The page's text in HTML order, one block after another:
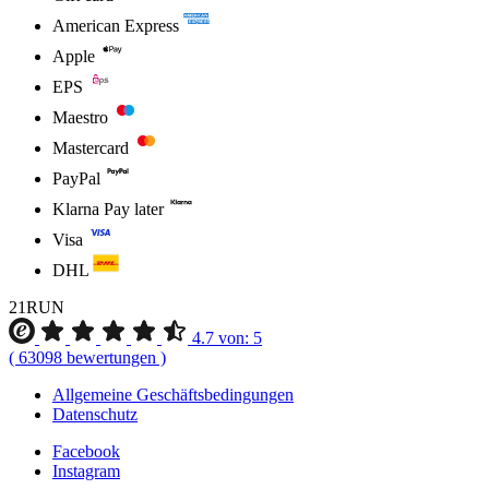
American Express
Apple
EPS
Maestro
Mastercard
PayPal
Klarna Pay later
Visa
DHL
21RUN
4.7 von: 5
( 63098 bewertungen )
Allgemeine Geschäftsbedingungen
Datenschutz
Facebook
Instagram